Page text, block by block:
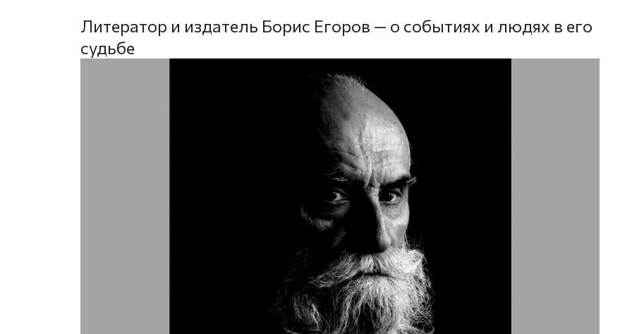
Литератор и издатель Борис Егоров — о событиях и людях в его
судьбе